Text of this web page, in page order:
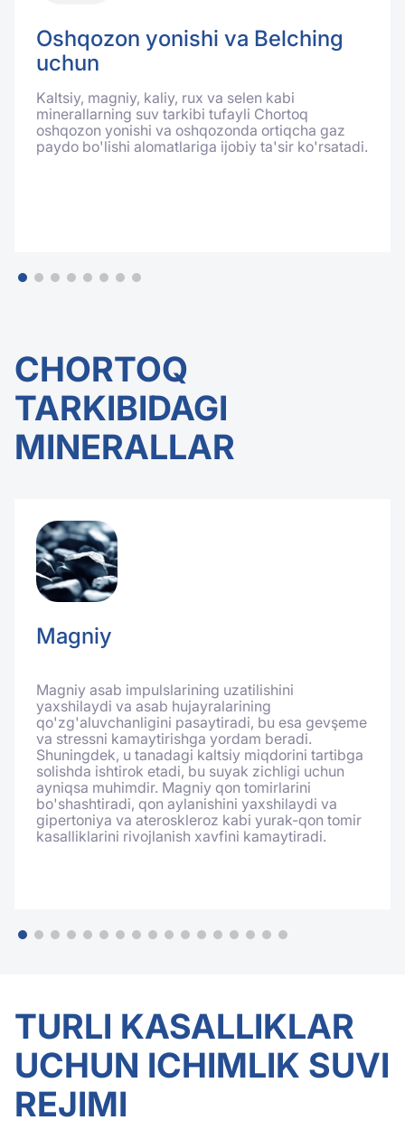
Oshqozon yonishi va Belching
uchun
Kaltsiy, magniy, kaliy, rux va selen kabi
minerallarning suv tarkibi tufayli Chortoq
oshqozon yonishi va oshqozonda ortiqcha gaz
paydo bo'lishi alomatlariga ijobiy ta'sir ko'rsatadi.
CHORTOQ
TARKIBIDAGI
MINERALLAR
Magniy
Magniy asab impulslarining uzatilishini
yaxshilaydi va asab hujayralarining
qo'zg'aluvchanligini pasaytiradi, bu esa gevşeme
va stressni kamaytirishga yordam beradi.
Shuningdek, u tanadagi kaltsiy miqdorini tartibga
solishda ishtirok etadi, bu suyak zichligi uchun
ayniqsa muhimdir. Magniy qon tomirlarini
bo'shashtiradi, qon aylanishini yaxshilaydi va
gipertoniya va ateroskleroz kabi yurak-qon tomir
kasalliklarini rivojlanish xavfini kamaytiradi.
TURLI KASALLIKLAR
UCHUN ICHIMLIK SUVI
REJIMI